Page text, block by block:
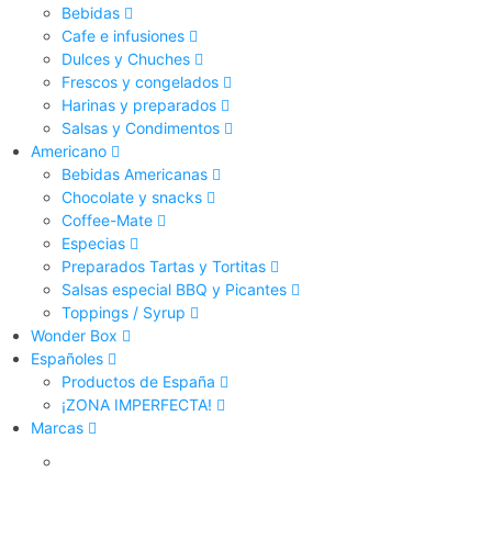
Bebidas
Cafe e infusiones
Dulces y Chuches
Frescos y congelados
Harinas y preparados
Salsas y Condimentos
Americano
Bebidas Americanas
Chocolate y snacks
Coffee-Mate
Especias
Preparados Tartas y Tortitas
Salsas especial BBQ y Picantes
Toppings / Syrup
Wonder Box
Españoles
Productos de España
¡ZONA IMPERFECTA!
Marcas